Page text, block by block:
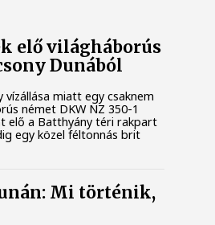
elő világháborús
Dunából
miatt egy csaknem
német DKW NZ 350-1
elő a Batthyány téri rakpart
egy közel féltonnás brit
Mi történik,